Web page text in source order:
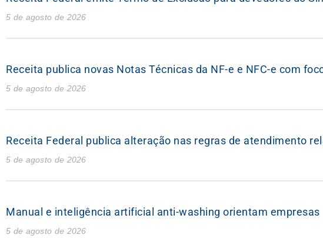
5 de agosto de 2026
Receita publica novas Notas Técnicas da NF-e e NFC-e com
5 de agosto de 2026
Receita Federal publica alteração nas regras de atendimento
5 de agosto de 2026
Manual e inteligência artificial anti-washing orientam empresas
5 de agosto de 2026